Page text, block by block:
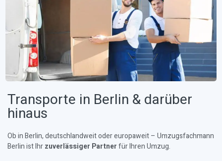
Transporte in Berlin & darüber
hinaus
Ob in Berlin, deutschlandweit oder europaweit – Umzugsfachmann
Berlin ist Ihrzuverlässiger Partnerfür Ihren Umzug.